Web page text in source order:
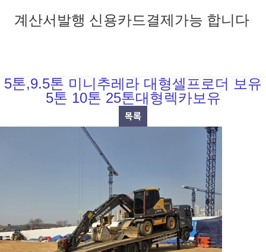
계산서발행 신용카드결제가능 합니다
5톤,9.5톤 미니추레라 대형셀프로더 보유
5톤 10톤 25톤대형렉카보유
목록